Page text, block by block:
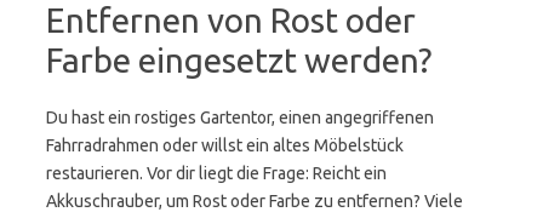
Entfernen von Rost oder
Farbe eingesetzt werden?
Du hast ein rostiges Gartentor, einen angegriffenen
Fahrradrahmen oder willst ein altes Möbelstück
restaurieren. Vor dir liegt die Frage: Reicht ein
Akkuschrauber, um Rost oder Farbe zu entfernen? Viele